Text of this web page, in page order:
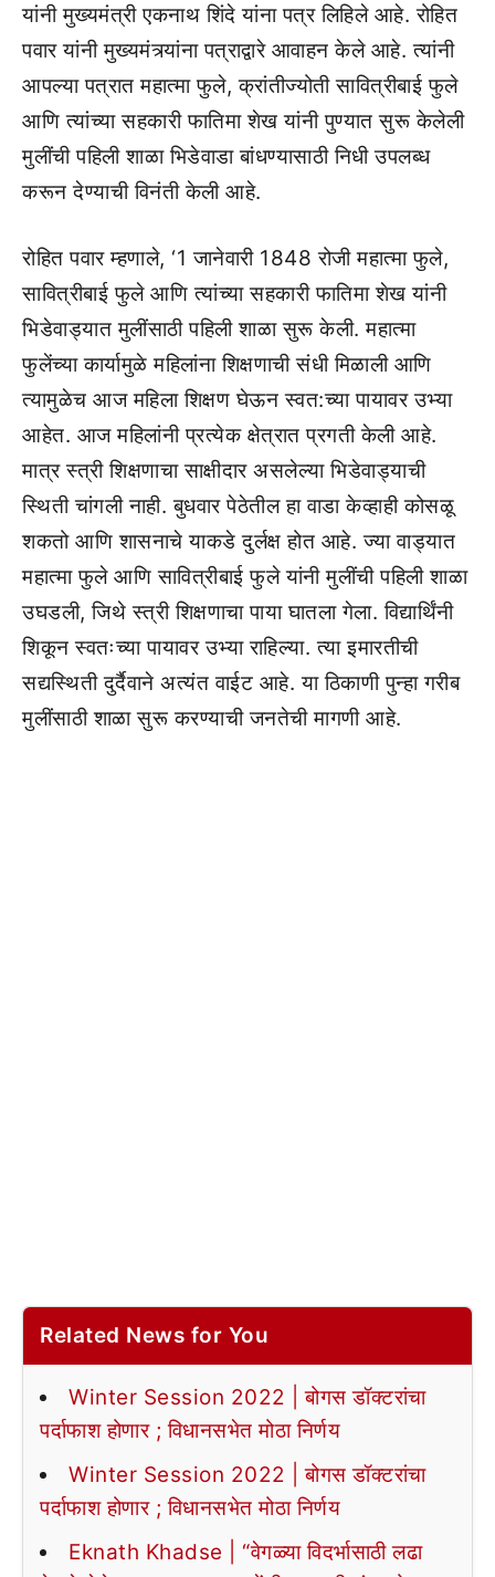
यांनी मुख्यमंत्री एकनाथ शिंदे यांना पत्र लिहिले आहे. रोहित
पवार यांनी मुख्यमंत्र्यांना पत्राद्वारे आवाहन केले आहे. त्यांनी
आपल्या पत्रात महात्मा फुले, क्रांतीज्योती सावित्रीबाई फुले
आणि त्यांच्या सहकारी फातिमा शेख यांनी पुण्यात सुरू केलेली
मुलींची पहिली शाळा भिडेवाडा बांधण्यासाठी निधी उपलब्ध
करून देण्याची विनंती केली आहे.
रोहित पवार म्हणाले, ‘1 जानेवारी 1848 रोजी महात्मा फुले,
सावित्रीबाई फुले आणि त्यांच्या सहकारी फातिमा शेख यांनी
भिडेवाड्यात मुलींसाठी पहिली शाळा सुरू केली. महात्मा
फुलेंच्या कार्यामुळे महिलांना शिक्षणाची संधी मिळाली आणि
त्यामुळेच आज महिला शिक्षण घेऊन स्वत:च्या पायावर उभ्या
आहेत. आज महिलांनी प्रत्येक क्षेत्रात प्रगती केली आहे.
मात्र स्त्री शिक्षणाचा साक्षीदार असलेल्या भिडेवाड्याची
स्थिती चांगली नाही. बुधवार पेठेतील हा वाडा केव्हाही कोसळू
शकतो आणि शासनाचे याकडे दुर्लक्ष होत आहे. ज्या वाड्यात
महात्मा फुले आणि सावित्रीबाई फुले यांनी मुलींची पहिली शाळा
उघडली, जिथे स्त्री शिक्षणाचा पाया घातला गेला. विद्यार्थिंनी
शिकून स्वतःच्या पायावर उभ्या राहिल्या. त्या इमारतीची
सद्यस्थिती दुर्दैवाने अत्यंत वाईट आहे. या ठिकाणी पुन्हा गरीब
मुलींसाठी शाळा सुरू करण्याची जनतेची मागणी आहे.
Related News for You
Winter Session 2022 | बोगस डॉक्टरांचा
पर्दाफाश होणार ; विधानसभेत मोठा निर्णय
Winter Session 2022 | बोगस डॉक्टरांचा
पर्दाफाश होणार ; विधानसभेत मोठा निर्णय
Eknath Khadse | “वेगळ्या विदर्भासाठी लढा